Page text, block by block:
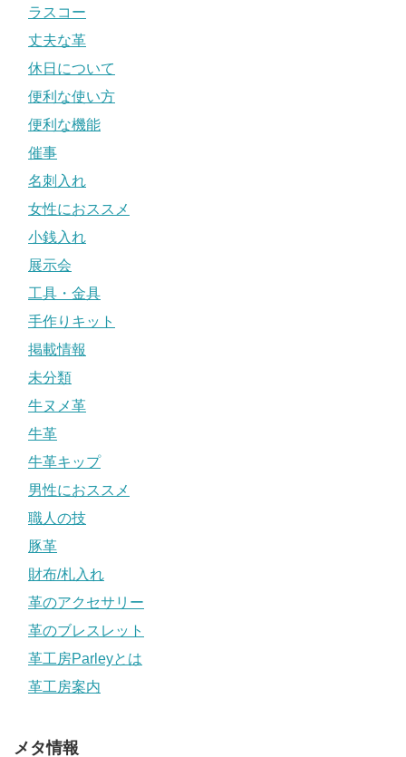
ラスコー
丈夫な革
休日について
便利な使い方
便利な機能
催事
名刺入れ
女性におススメ
小銭入れ
展示会
工具・金具
手作りキット
掲載情報
未分類
牛ヌメ革
牛革
牛革キップ
男性におススメ
職人の技
豚革
財布/札入れ
革のアクセサリー
革のブレスレット
革工房Parleyとは
革工房案内
メタ情報